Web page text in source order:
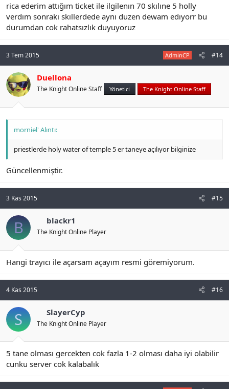
rica ederim attığım ticket ile ilgilenın 70 skılıne 5 holly
verdım sonrakı skıllerdede aynı duzen dewam edıyorr bu
durumdan cok rahatsızlık duyuyoruz
3 Tem 2015 AdminCP #14
Duellona
The Knight Online Staff Yönetici The Knight Online Staff
morniel' Alıntı:
priestlerde holy water of temple 5 er taneye açılıyor bilginize
Güncellenmiştir.
3 Kas 2015 #15
B blackr1
The Knight Online Player
Hangi trayıcı ile açarsam açayım resmi göremiyorum.
4 Kas 2015 #16
S SlayerCyp
The Knight Online Player
5 tane olması gercekten cok fazla 1-2 olması daha iyi olabilir
cunku server cok kalabalık